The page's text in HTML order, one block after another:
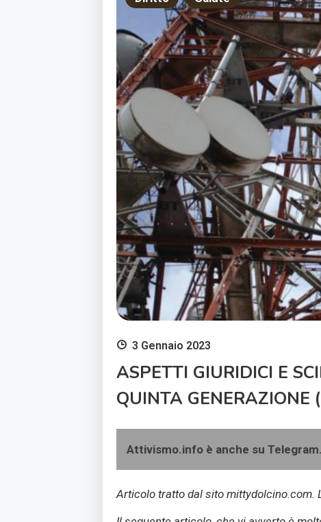
3 Gennaio 2023
ASPETTI GIURIDICI E
QUINTA GENERAZIONE
Attivismo.info è anche su Telegram.
Articolo tratto dal sito